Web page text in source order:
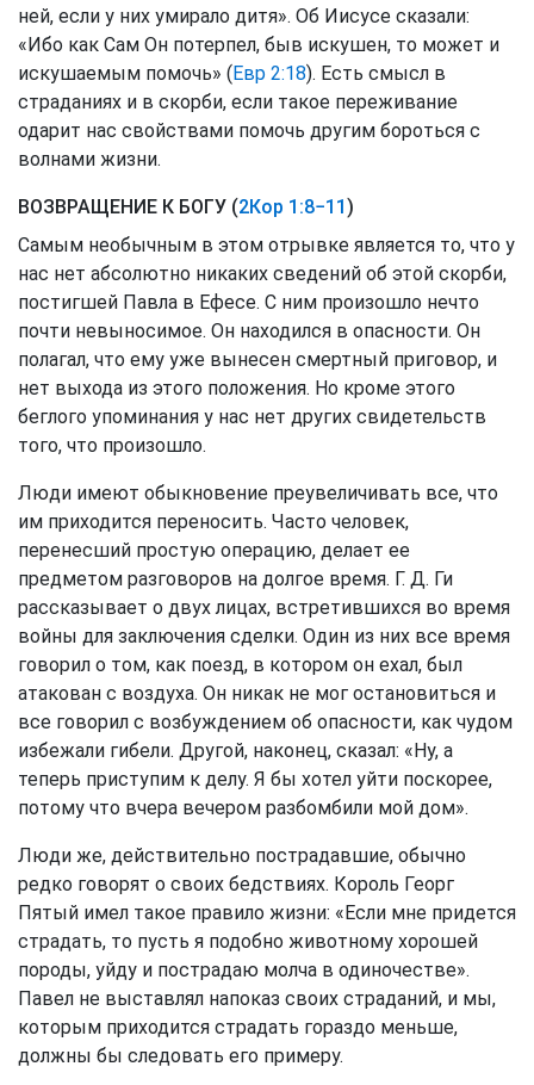
ней, если у них умирало дитя». Об Иисусе сказали:
«Ибо как Сам Он потерпел, быв искушен, то может и
искушаемым помочь» (Евр 2:18). Есть смысл в
страданиях и в скорби, если такое переживание
одарит нас свойствами помочь другим бороться с
волнами жизни.
ВОЗВРАЩЕНИЕ К БОГУ (2Кор 1:8−11)
Самым необычным в этом отрывке является то, что у
нас нет абсолютно никаких сведений об этой скорби,
постигшей Павла в Ефесе. С ним произошло нечто
почти невыносимое. Он находился в опасности. Он
полагал, что ему уже вынесен смертный приговор, и
нет выхода из этого положения. Но кроме этого
беглого упоминания у нас нет других свидетельств
того, что произошло.
Люди имеют обыкновение преувеличивать все, что
им приходится переносить. Часто человек,
перенесший простую операцию, делает ее
предметом разговоров на долгое время. Г. Д. Ги
рассказывает о двух лицах, встретившихся во время
войны для заключения сделки. Один из них все время
говорил о том, как поезд, в котором он ехал, был
атакован с воздуха. Он никак не мог остановиться и
все говорил с возбуждением об опасности, как чудом
избежали гибели. Другой, наконец, сказал: «Ну, а
теперь приступим к делу. Я бы хотел уйти поскорее,
потому что вчера вечером разбомбили мой дом».
Люди же, действительно пострадавшие, обычно
редко говорят о своих бедствиях. Король Георг
Пятый имел такое правило жизни: «Если мне придется
страдать, то пусть я подобно животному хорошей
породы, уйду и пострадаю молча в одиночестве».
Павел не выставлял напоказ своих страданий, и мы,
которым приходится страдать гораздо меньше,
должны бы следовать его примеру.